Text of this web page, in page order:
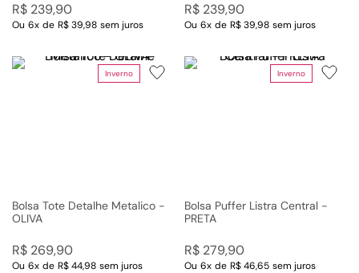
R$ 239,90
Ou 6x de R$ 39,98 sem juros
R$ 239,90
Ou 6x de R$ 39,98 sem juros
Inverno
Bolsa Tote Detalhe Metalico -
OLIVA
R$ 269,90
Ou 6x de R$ 44,98 sem juros
Inverno
Bolsa Puffer Listra Central -
PRETA
R$ 279,90
Ou 6x de R$ 46,65 sem juros